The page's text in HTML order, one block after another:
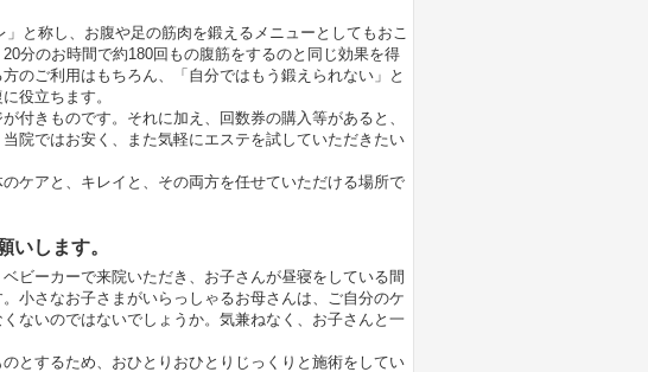
と称し、お腹や足の筋肉を鍛えるメニューとしてもおこ
分のお時間で約180回もの腹筋をするのと同じ効果を得
のご利用はもちろん、「自分ではもう鍛えられない」と
役立ちます。
付きものです。それに加え、回数券の購入等があると、
院ではお安く、また気軽にエステを試していただきたい
ケアと、キレイと、その両方を任せていただける場所で
いします。
ビーカーで来院いただき、お子さんが昼寝をしている間
小さなお子さまがいらっしゃるお母さんは、ご自分のケ
ないのではないでしょうか。気兼ねなく、お子さんと一
とするため、おひとりおひとりじっくりと施術をしてい